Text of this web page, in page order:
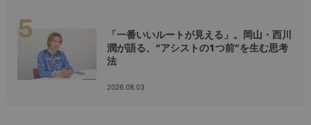
「一番いいルートが見える」。岡山・西川
潤が語る、“アシストの1つ前”を生む思考
法
2026.08.03